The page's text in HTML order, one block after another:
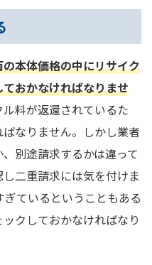
本体価格の中にリサイク
おかなければなりませ
料が返還されているた
なりません。しかし業者
別途請求するかは違って
二重請求には気を付けま
ているということもある
クしておかなければなり